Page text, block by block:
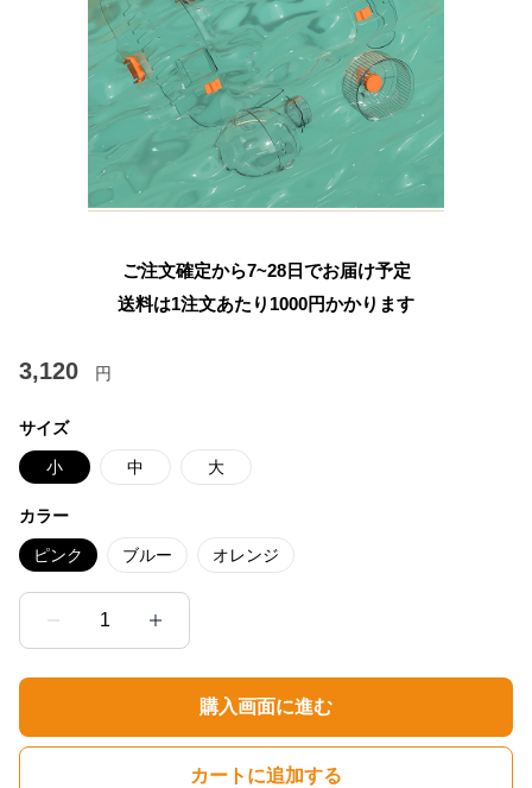
ご注文確定から7~28日でお届け予定
送料は1注文あたり 1000円かかります
3,120 円
サイズ
小 中 大
カラー
ピンク ブルー オレンジ
1
購入画面に進む
カートに追加する